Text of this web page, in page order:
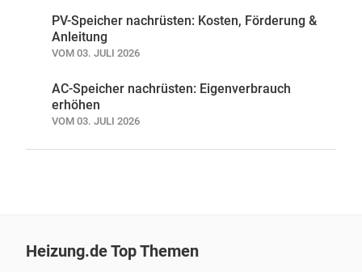
PV-Speicher nachrüsten: Kosten, Förderung &
Anleitung
VOM 03. JULI 2026
AC-Speicher nachrüsten: Eigenverbrauch
erhöhen
VOM 03. JULI 2026
Heizung.de Top Themen